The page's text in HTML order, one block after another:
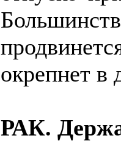
окрепнет в
РАК.